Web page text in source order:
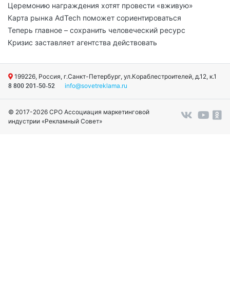
Церемонию награждения хотят провести «вживую»
Карта рынка AdTech поможет сориентироваться
Теперь главное – сохранить человеческий ресурс
Кризис заставляет агентства действовать
199226, Россия, г.Санкт-Петербург, ул.Кораблестроителей, д.12, к.1
8 800 201-50-52 info@sovetreklama.ru
© 2017-2026 СРО Ассоциация маркетинговой
индустрии «Рекламный Совет»